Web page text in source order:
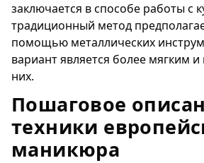
заключается в способе работы с
традиционный метод
помощью металлических
вариант является более мягким и
них.
Пошаговое
техники
маникюра